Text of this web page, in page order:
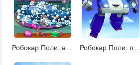
Робокар Поли: автомойка Робокар Поли: поиск звезд